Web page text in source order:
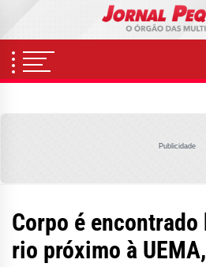
content
Publicidade
Corpo é encontrado
rio próximo à